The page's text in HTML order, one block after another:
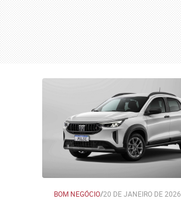
BOM NEGÓCIO/20 DE JANEIRO DE 2026